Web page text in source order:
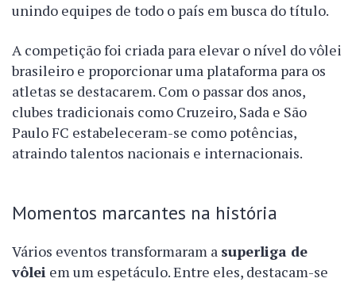
unindo equipes de todo o país em busca do título.
A competição foi criada para elevar o nível do vôlei
brasileiro e proporcionar uma plataforma para os
atletas se destacarem. Com o passar dos anos,
clubes tradicionais como Cruzeiro, Sada e São
Paulo FC estabeleceram-se como potências,
atraindo talentos nacionais e internacionais.
Momentos marcantes na história
Vários eventos transformaram a superliga de
vôlei em um espetáculo. Entre eles, destacam-se